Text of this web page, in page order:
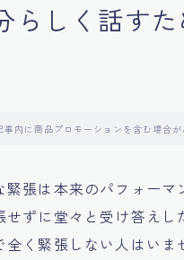
らしく話す
事内に商品プロモーションを含む場合
張は本来のパフォー
ずに堂々と受け答え
く緊張しない人はい